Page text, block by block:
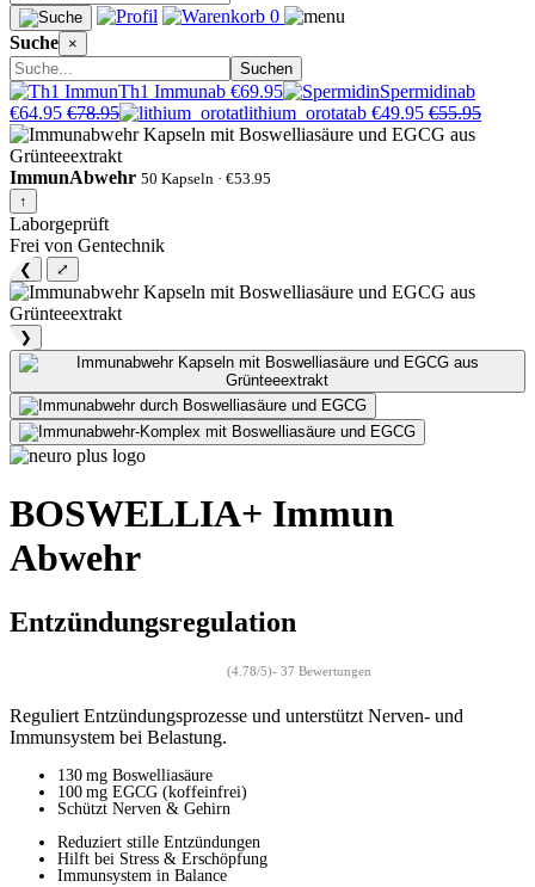
0
Suche ×
Suchen
Th1 Immunab €69.95 Spermidinab
€64.95 €78.95 lithium_orotatab €49.95 €55.95
ImmunAbwehr 50 Kapseln · €53.95
↑
Laborgeprüft
Frei von Gentechnik
❮ ⤢
❯
BOSWELLIA+ Immun
Abwehr
Entzündungsregulation
(4.78/5)- 37 Bewertungen
Reguliert Entzündungsprozesse und unterstützt Nerven- und
Immunsystem bei Belastung.
130 mg Boswelliasäure
100 mg EGCG (koffeinfrei)
Schützt Nerven & Gehirn
Reduziert stille Entzündungen
Hilft bei Stress & Erschöpfung
Immunsystem in Balance